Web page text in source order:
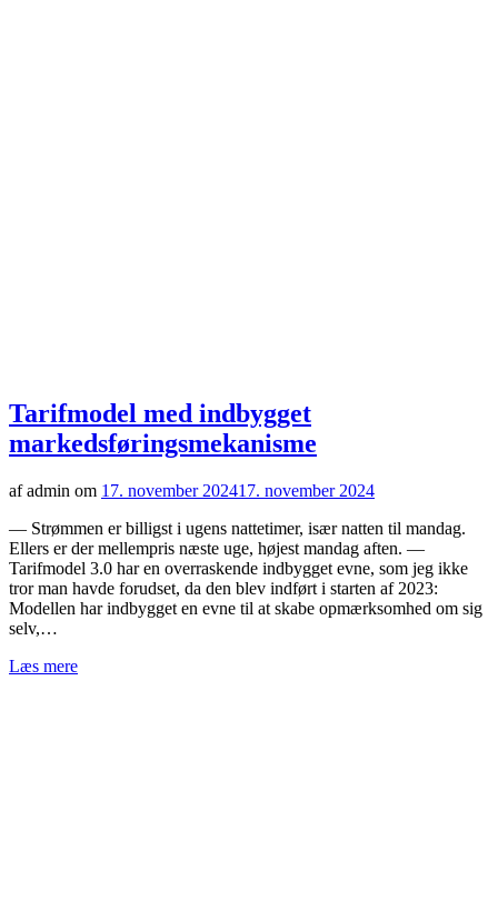
Tarifmodel med indbygget
markedsføringsmekanisme
af admin om 17. november 202417. november 2024
— Strømmen er billigst i ugens nattetimer, især natten til mandag.
Ellers er der mellempris næste uge, højest mandag aften. —
Tarifmodel 3.0 har en overraskende indbygget evne, som jeg ikke
tror man havde forudset, da den blev indført i starten af 2023:
Modellen har indbygget en evne til at skabe opmærksomhed om sig
selv,…
Læs mere